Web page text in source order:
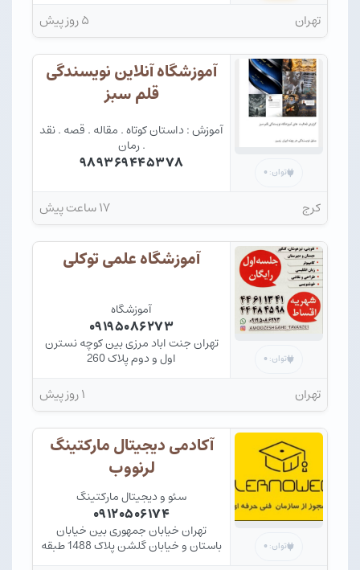
تهران ۵ روز پیش
توان: ۰
آموزشگاه آنلاین نویسندگی
قلم سبز
آموزش : داستان کوتاه . مقاله . قصه . نقد
. رمان
۹۸۹۳۶۹۴۴۵۳۷۸
کرج ۱۷ ساعت پیش
توان: ۰
آموزشگاه علمی توکلی
آموزشگاه
۰۹۱۹۵۰۸۶۲۷۳
تهران جنت اباد مرزی بین کوچه نسترن
اول و دوم پلاک 260
تهران ۱ روز پیش
توان: ۰
آکادمی دیجیتال مارکتینگ
لرنووب
سئو و دیجیتال مارکتینگ
۰۹۱۲۰۵۰۶۱۷۴
تهران خیابان جمهوری بین خیابان
باستان و خیابان گلشن پلاک 1488 طبقه